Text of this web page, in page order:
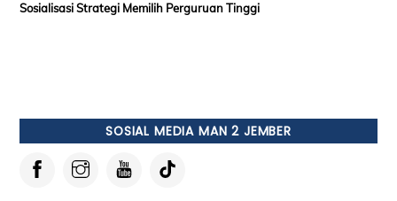
Sosialisasi Strategi Memilih Perguruan Tinggi
SOSIAL MEDIA MAN 2 JEMBER